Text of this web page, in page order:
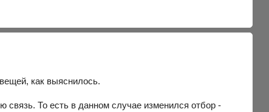
как выяснилось.
связь. То есть в данном случае изменился отбор -